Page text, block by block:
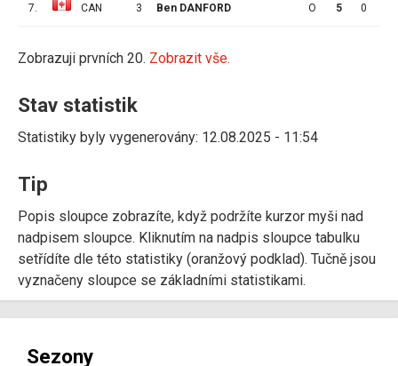
7. CAN 3 Ben DANFORD O 5 0
Zobrazuji prvních 20. Zobrazit vše.
Stav statistik
Statistiky byly vygenerovány: 12.08.2025 - 11:54
Tip
Popis sloupce zobrazíte, když podržíte kurzor myši nad
nadpisem sloupce. Kliknutím na nadpis sloupce tabulku
setřídíte dle této statistiky (oranžový podklad). Tučně jsou
vyznačeny sloupce se základními statistikami.
Sezony